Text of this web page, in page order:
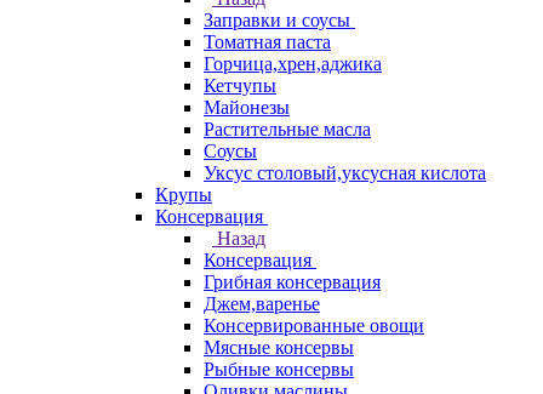
Заправки и соусы
Томатная паста
Горчица,хрен,аджика
Кетчупы
Майонезы
Растительные масла
Соусы
Уксус столовый,уксусная кислота
Крупы
Консервация
Назад
Консервация
Грибная консервация
Джем,варенье
Консервированные овощи
Мясные консервы
Рыбные консервы